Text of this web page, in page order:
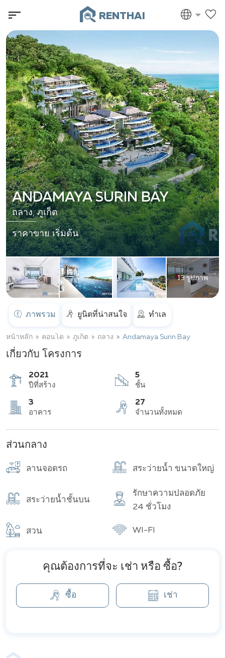
RENTHAI
13 รูปภาพ
ANDAMAYA SURIN BAY
ถลาง, ภูเก็ต
ราคาขาย เริ่มต้น
ภาพรวม ยูนิตที่น่าสนใจ ทำเล
หน้าหลัก คอนโด ภูเก็ต ถลาง Andamaya Surin Bay
เกี่ยวกับ โครงการ
2021
ปีที่สร้าง
5
ชั้น
3
ส่วนกลาง
ลานจอดรถ สระว่ายน้ำ ขนาดใหญ่
สระว่ายน้ำชั้นบน
รักษาความปลอดภัย
24 ชั่วโมง
สวน WI-FI
คุณต้องการที่จะ เช่า หรือ ซื้อ?
ซื้อ เช่า